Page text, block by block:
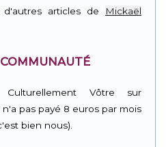
articles de
Mickaël
Vôtre sur
pas payé 8 euros par mois
bien nous).